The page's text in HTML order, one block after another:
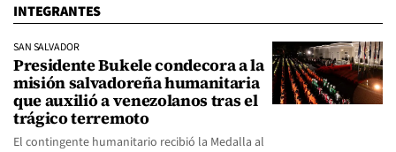
INTEGRANTES
SAN SALVADOR
Presidente Bukele condecora a la
misión salvadoreña humanitaria
que auxilió a venezolanos tras el
trágico terremoto
El contingente humanitario recibió la Medalla al